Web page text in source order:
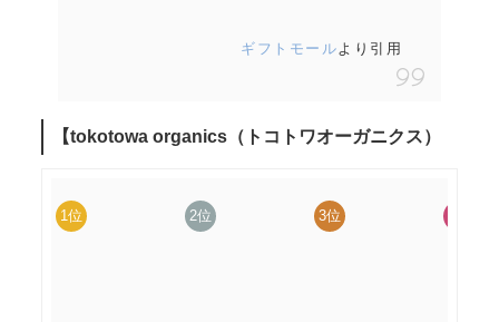
ギフトモールより引用